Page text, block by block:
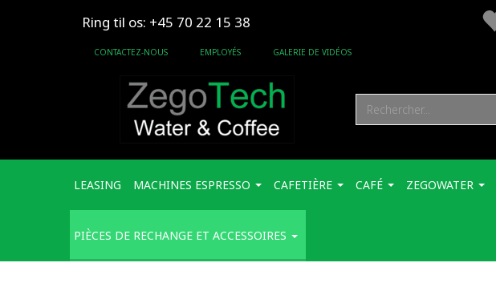
Ring til os: +45 70 22 15 38
CONTACTEZ-NOUS EMPLOYÉS GALERIE DE VIDÉOS
LEASING MACHINES ESPRESSO CAFETIÈRE CAFÉ ZEGOWATER
PIÈCES DE RECHANGE ET ACCESSOIRES